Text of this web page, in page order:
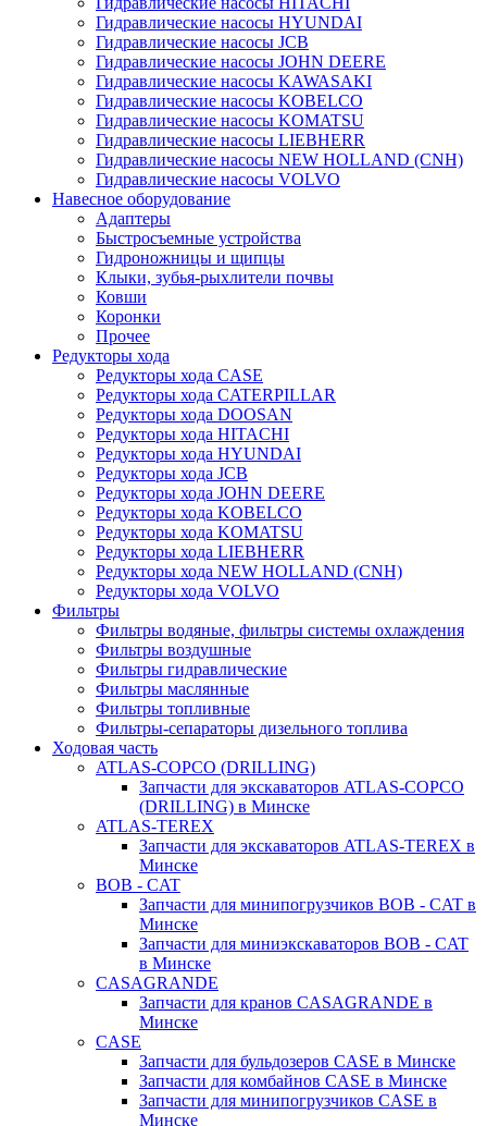
Гидравлические насосы HYUNDAI
Гидравлические насосы JCB
Гидравлические насосы JOHN DEERE
Гидравлические насосы KAWASAKI
Гидравлические насосы KOBELCO
Гидравлические насосы KOMATSU
Гидравлические насосы LIEBHERR
Гидравлические насосы NEW HOLLAND (CNH)
Гидравлические насосы VOLVO
Навесное оборудование
Адаптеры
Быстросъемные устройства
Гидроножницы и щипцы
Клыки, зубья-рыхлители почвы
Ковши
Коронки
Прочее
Редукторы хода
Редукторы хода CASE
Редукторы хода CATERPILLAR
Редукторы хода DOOSAN
Редукторы хода HITACHI
Редукторы хода HYUNDAI
Редукторы хода JCB
Редукторы хода JOHN DEERE
Редукторы хода KOBELCO
Редукторы хода KOMATSU
Редукторы хода LIEBHERR
Редукторы хода NEW HOLLAND (CNH)
Редукторы хода VOLVO
Фильтры
Фильтры водяные, фильтры системы охлаждения
Фильтры воздушные
Фильтры гидравлические
Фильтры маслянные
Фильтры топливные
Фильтры-сепараторы дизельного топлива
Ходовая часть
ATLAS-COPCO (DRILLING)
Запчасти для экскаваторов ATLAS-COPCO
(DRILLING) в Минске
ATLAS-TEREX
Запчасти для экскаваторов ATLAS-TEREX в
Минске
BOB - CAT
Запчасти для минипогрузчиков BOB - CAT в
Минске
Запчасти для миниэкскаваторов BOB - CAT
в Минске
CASAGRANDE
Запчасти для кранов CASAGRANDE в
Минске
CASE
Запчасти для бульдозеров CASE в Минске
Запчасти для комбайнов CASE в Минске
Запчасти для минипогрузчиков CASE в
Минске